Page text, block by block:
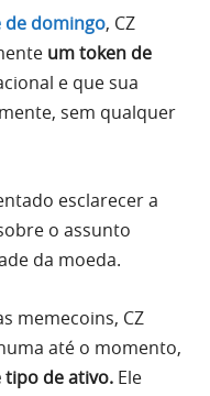
de domingo, CZ
um token de
e que sua
sem qualquer
esclarecer a
o assunto
da moeda.
memecoins, CZ
até o momento,
tipo de ativo. Ele